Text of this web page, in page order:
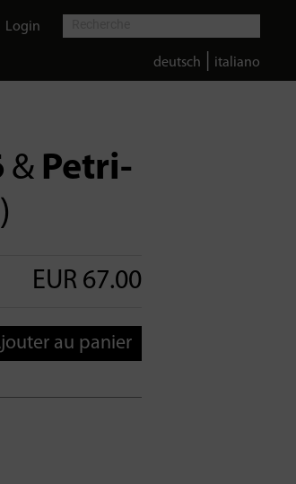
Login
deutsch italiano
& Petri-
EUR 67.00
au panier